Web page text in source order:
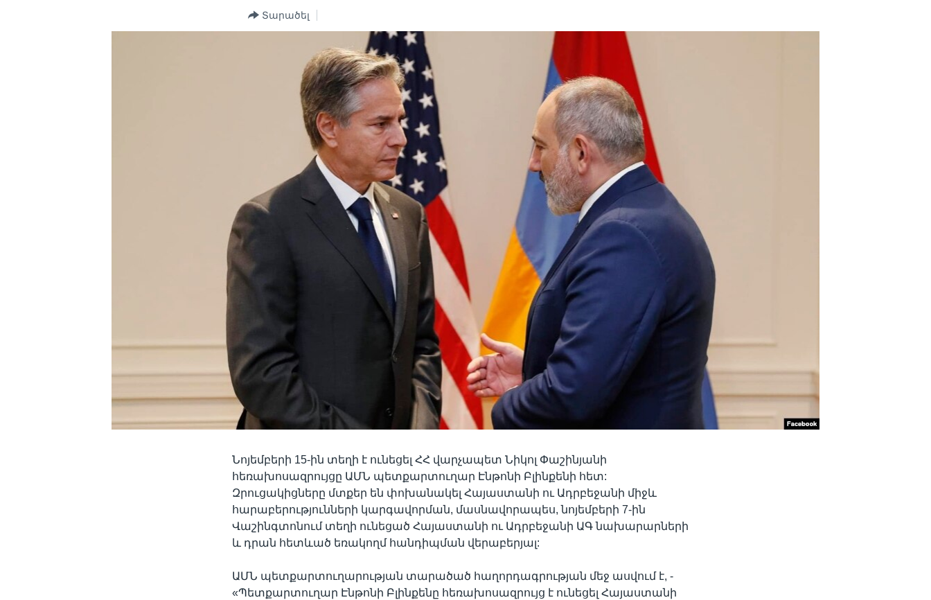
Տարածել
Նոյեմբերի 15-ին տեղի է ունեցել ՀՀ վարչապետ Նիկոլ Փաշինյանի
հեռախոսազրույցը ԱՄՆ պետքարտուղար Էնթոնի Բլինքենի հետ:
Զրուցակիցները մտքեր են փոխանակել Հայաստանի ու Ադրբեջանի միջև
հարաբերությունների կարգավորման, մասնավորապես, նոյեմբերի 7-ին
Վաշինգտոնում տեղի ունեցած Հայաստանի ու Ադրբեջանի ԱԳ նախարարների
և դրան հետևած եռակողմ հանդիպման վերաբերյալ:
ԱՄՆ պետքարտուղարության տարածած հաղորդագրության մեջ ասվում է, -
«Պետքարտուղար Էնթոնի Բլինքենը հեռախոսազրույց է ունեցել Հայաստանի